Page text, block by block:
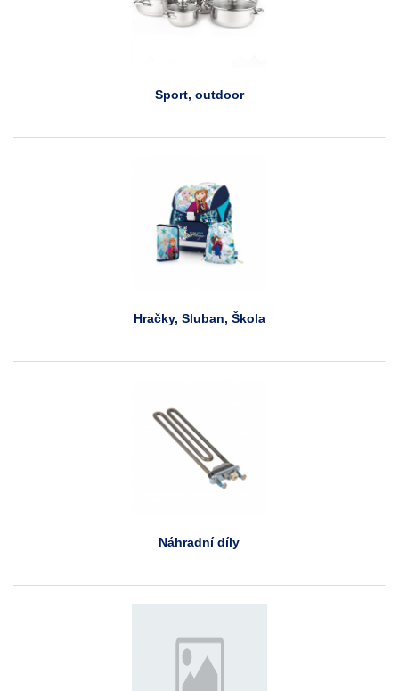
Sport, outdoor
Hračky, Sluban, Škola
Náhradní díly